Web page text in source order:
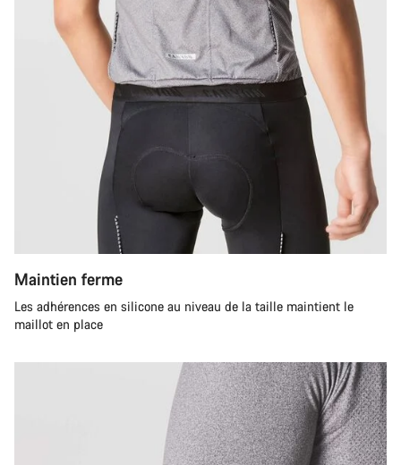
Maintien ferme
Les adhérences en silicone au niveau de la taille maintient le
maillot en place